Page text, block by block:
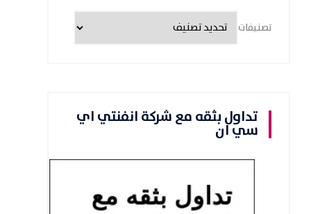
تصنيفات
تداول بثقه مع شركة انفنتي اي
سي ان